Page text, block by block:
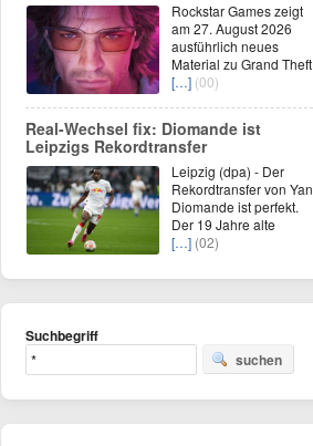
Rockstar Games zeigt
am 27. August 2026
ausführlich neues
Material zu Grand Theft
[…] (00)
Real-Wechsel fix: Diomande ist
Leipzigs Rekordtransfer
Leipzig (dpa) - Der
Rekordtransfer von Yan
Diomande ist perfekt.
Der 19 Jahre alte
[…] (02)
Suchbegriff
suchen